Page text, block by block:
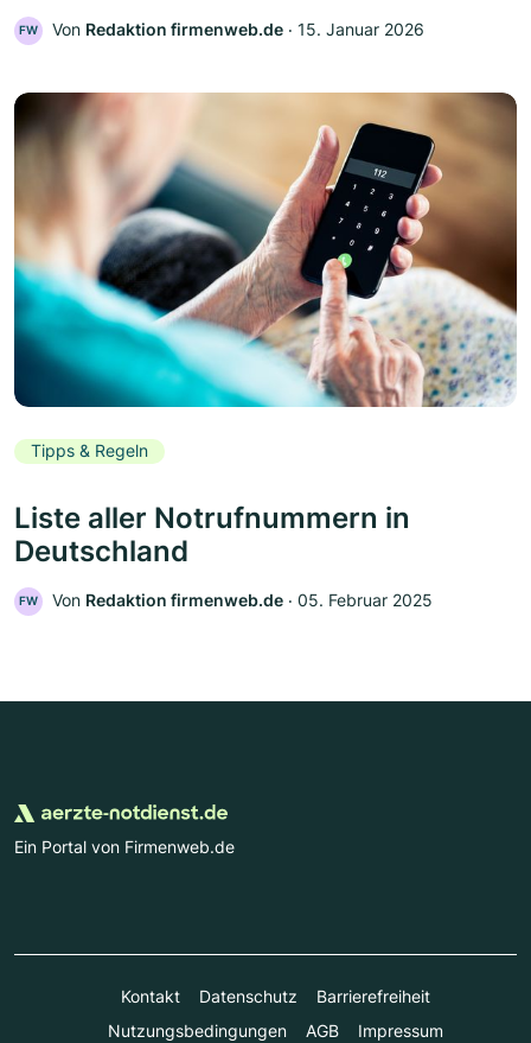
FW Von Redaktion firmenweb.de ‧ 15. Januar 2026
Tipps & Regeln
Liste aller Notrufnummern in
Deutschland
FW Von Redaktion firmenweb.de ‧ 05. Februar 2025
Ein Portal von Firmenweb.de
Kontakt Datenschutz
Barrierefreiheit
Nutzungsbedingungen
AGB Impressum